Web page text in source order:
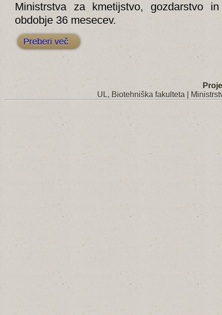
Ministrstva za kmetijstvo, gozdarstvo
obdobje 36 mesecev.
Preberi več
UL, Biotehniška fakulteta